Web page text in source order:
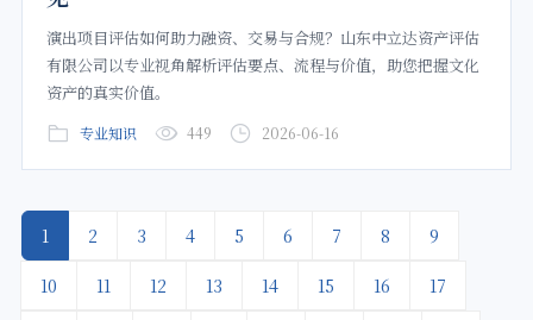
演出项目评估如何助力融资、交易与合规？山东中立达资产评估
有限公司以专业视角解析评估要点、流程与价值，助您把握文化
资产的真实价值。
专业知识 449 2026-06-16
1 2 3 4 5 6 7 8 9
10 11 12 13 14 15 16 17